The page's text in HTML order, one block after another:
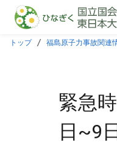
本文に飛ぶ
トップ 福島原子力事故関連
緊急
日~9